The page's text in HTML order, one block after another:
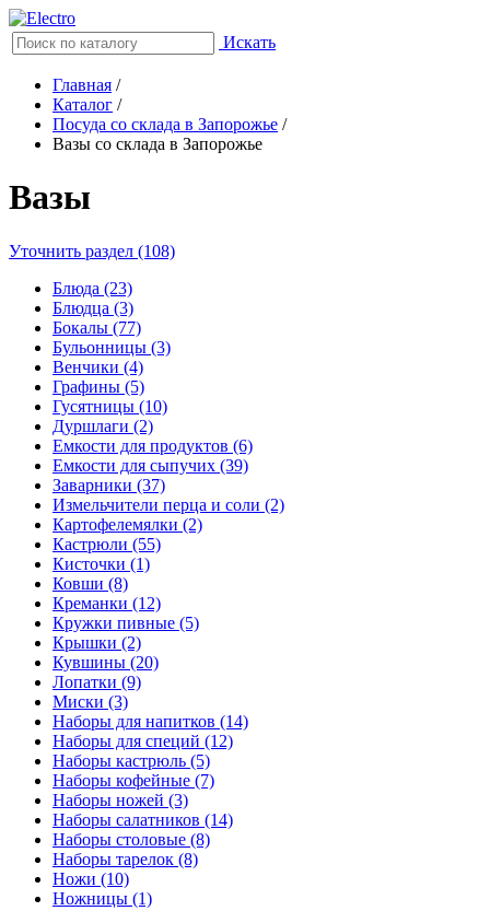
Искать
Главная /
Каталог /
Посуда со склада в Запорожье /
Вазы со склада в Запорожье
Вазы
Уточнить раздел (108)
Блюда (23)
Блюдца (3)
Бокалы (77)
Бульонницы (3)
Венчики (4)
Графины (5)
Гусятницы (10)
Дуршлаги (2)
Емкости для продуктов (6)
Емкости для сыпучих (39)
Заварники (37)
Измельчители перца и соли (2)
Картофелемялки (2)
Кастрюли (55)
Кисточки (1)
Ковши (8)
Креманки (12)
Кружки пивные (5)
Крышки (2)
Кувшины (20)
Лопатки (9)
Миски (3)
Наборы для напитков (14)
Наборы для специй (12)
Наборы кастрюль (5)
Наборы кофейные (7)
Наборы ножей (3)
Наборы салатников (14)
Наборы столовые (8)
Наборы тарелок (8)
Ножи (10)
Ножницы (1)